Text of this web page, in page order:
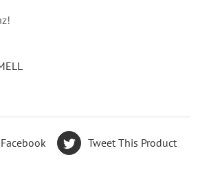
Tweet This Product